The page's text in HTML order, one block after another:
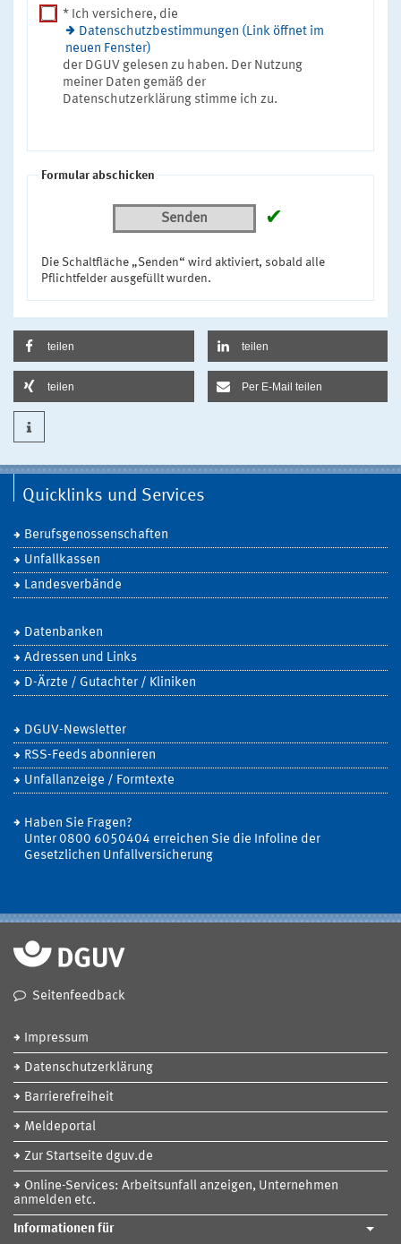
* Ich versichere, die
Datenschutzbestimmungen (Link öffnet im
neuen Fenster)
der DGUV gelesen zu haben. Der Nutzung
meiner Daten gemäß der
Datenschutzerklärung stimme ich zu.
Formular abschicken
Senden ✔
Die Schaltfläche „Senden“ wird aktiviert, sobald alle
Pflichtfelder ausgefüllt wurden.
teilen teilen
teilen Per E-Mail teilen
Quicklinks und Services
Berufsgenossenschaften
Unfallkassen
Landesverbände
Datenbanken
Adressen und Links
D-Ärzte / Gutachter / Kliniken
DGUV-Newsletter
RSS-Feeds abonnieren
Unfallanzeige / Formtexte
Haben Sie Fragen?
Unter 0800 6050404 erreichen Sie die Infoline der
Gesetzlichen Unfallversicherung
Seitenfeedback
Impressum
Datenschutzerklärung
Barrierefreiheit
Meldeportal
Zur Startseite dguv.de
Online-Services: Arbeitsunfall anzeigen, Unternehmen
anmelden etc.
Informationen für